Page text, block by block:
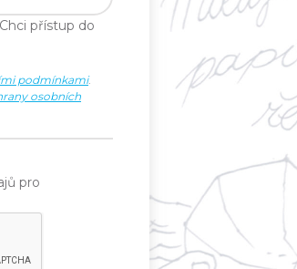
přístup do
podmínkami.
osobních
pro